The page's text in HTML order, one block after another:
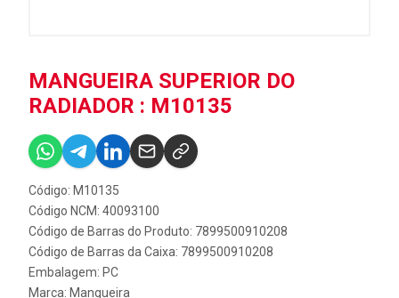
MANGUEIRA SUPERIOR DO
RADIADOR : M10135
Código: M10135
Código NCM: 40093100
Código de Barras do Produto: 7899500910208
Código de Barras da Caixa: 7899500910208
Embalagem: PC
Marca: Mangueira